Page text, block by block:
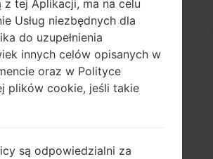
z tej Aplikacji, ma na celu
Usług niezbędnych dla
do uzupełnienia
innych celów opisanych w
oraz w Polityce
plików cookie, jeśli takie
są odpowiedzialni za